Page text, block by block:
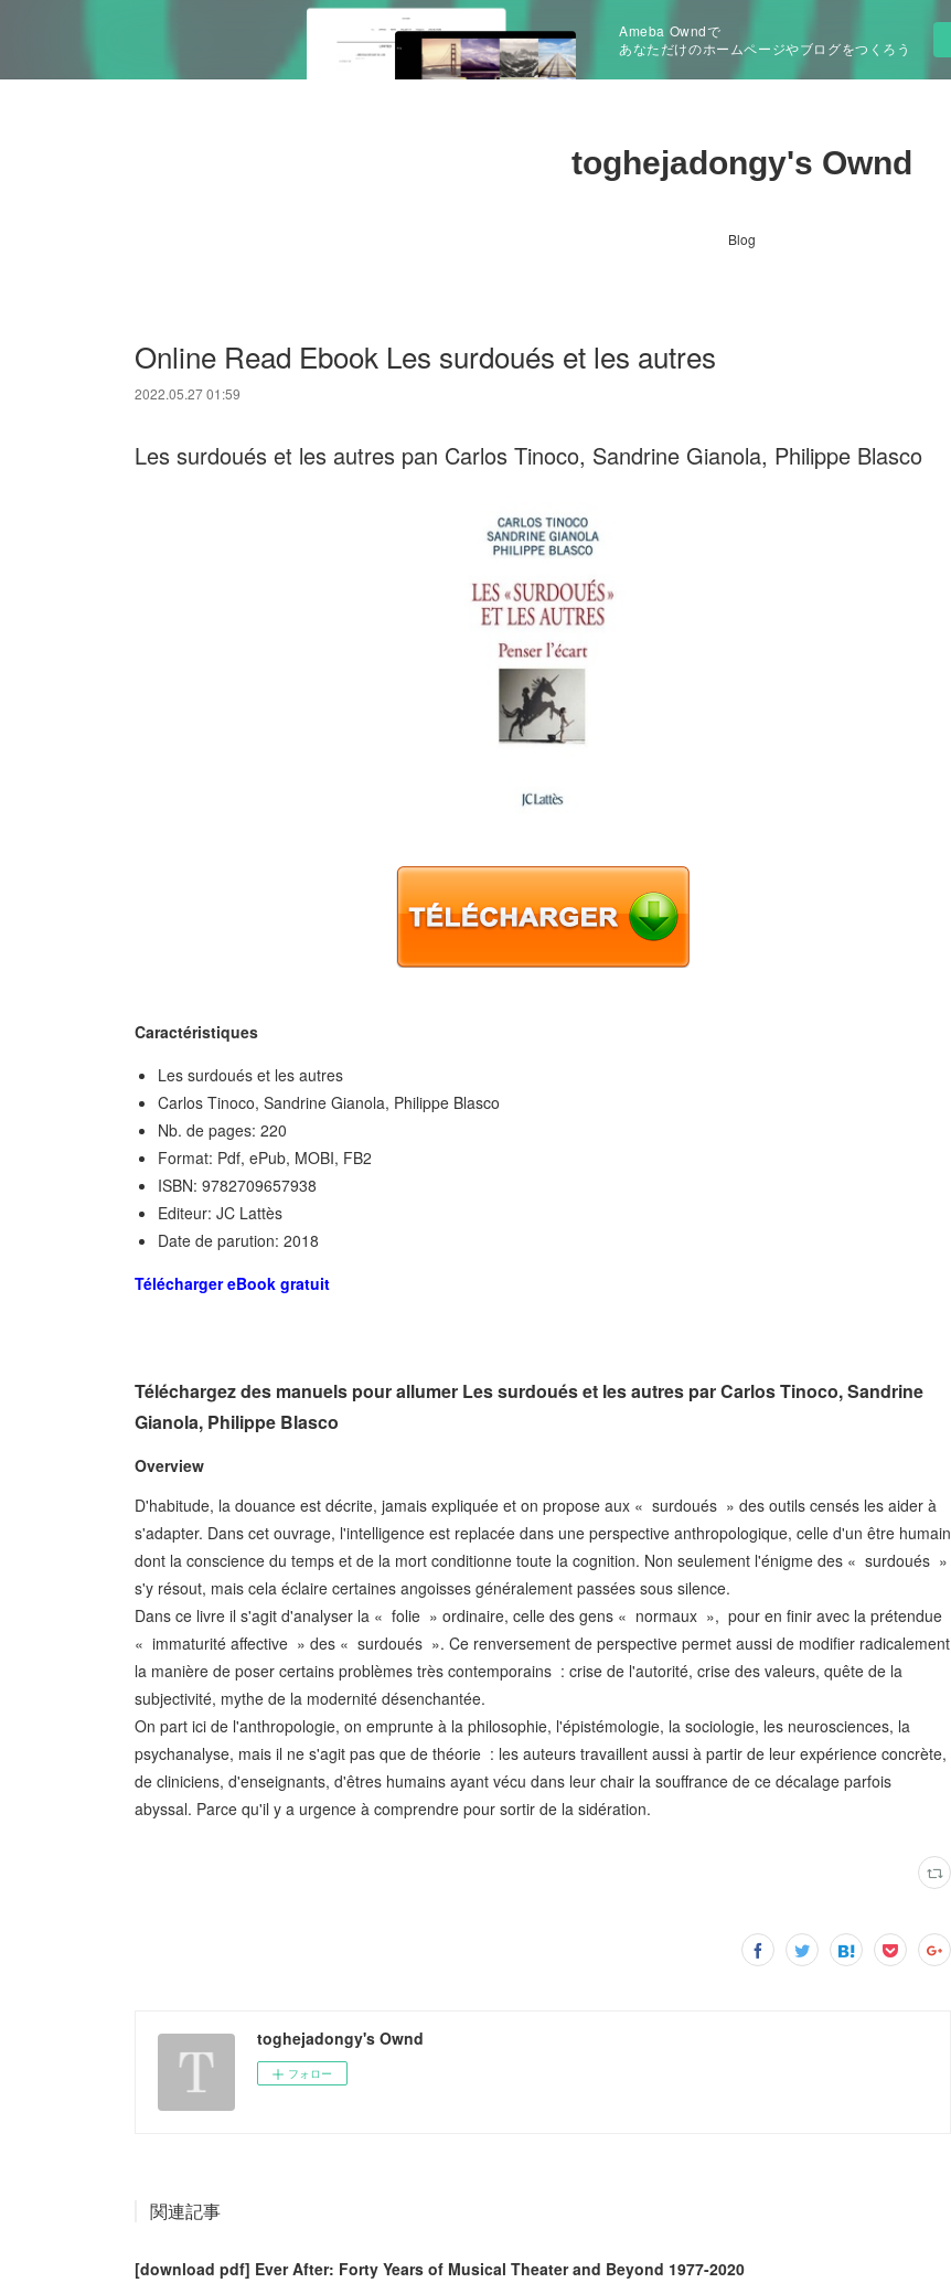
Ameba Owndで
あなただけのホームページやブログをつくろう
toghejadongy's Ownd
Blog
Online Read Ebook Les surdoués et les autres
2022.05.27 01:59
Les surdoués et les autres pan Carlos Tinoco, Sandrine Gianola, Philippe Blasco
Caractéristiques
Les surdoués et les autres
Carlos Tinoco, Sandrine Gianola, Philippe Blasco
Nb. de pages: 220
Format: Pdf, ePub, MOBI, FB2
ISBN: 9782709657938
Editeur: JC Lattès
Date de parution: 2018
Télécharger eBook gratuit
Téléchargez des manuels pour allumer Les surdoués et les autres par Carlos Tinoco, Sandrine
Gianola, Philippe Blasco
Overview
D'habitude, la douance est décrite, jamais expliquée et on propose aux « surdoués » des outils censés les aider à
s'adapter. Dans cet ouvrage, l'intelligence est replacée dans une perspective anthropologique, celle d'un être humain
dont la conscience du temps et de la mort conditionne toute la cognition. Non seulement l'énigme des « surdoués »
s'y résout, mais cela éclaire certaines angoisses généralement passées sous silence.
Dans ce livre il s'agit d'analyser la « folie » ordinaire, celle des gens « normaux », pour en finir avec la prétendue
« immaturité affective » des « surdoués ». Ce renversement de perspective permet aussi de modifier radicalement
la manière de poser certains problèmes très contemporains : crise de l'autorité, crise des valeurs, quête de la
subjectivité, mythe de la modernité désenchantée.
On part ici de l'anthropologie, on emprunte à la philosophie, l'épistémologie, la sociologie, les neurosciences, la
psychanalyse, mais il ne s'agit pas que de théorie : les auteurs travaillent aussi à partir de leur expérience concrète,
de cliniciens, d'enseignants, d'êtres humains ayant vécu dans leur chair la souffrance de ce décalage parfois
abyssal. Parce qu'il y a urgence à comprendre pour sortir de la sidération.
toghejadongy's Ownd
フォロー
関連記事
[download pdf] Ever After: Forty Years of Musical Theater and Beyond 1977-2020